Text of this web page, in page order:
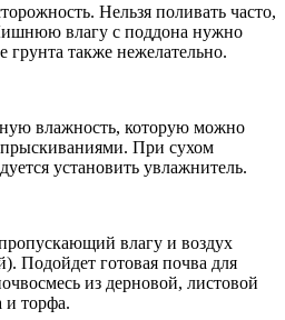
Нельзя поливать часто,
влагу с поддона нужно
грунта также нежелательно.
влажность, которую можно
При сухом
установить увлажнитель.
влагу и воздух
Подойдет готовая почва для
из дерновой, листовой
и торфа.